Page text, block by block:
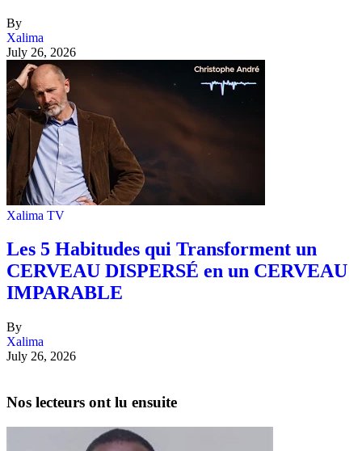
By
Xalima
July 26, 2026
Xalima TV
Les 5 Habitudes qui Transforment un
CERVEAU DISPERSÉ en un CERVEAU
IMPARABLE
By
Xalima
July 26, 2026
Nos lecteurs ont lu ensuite